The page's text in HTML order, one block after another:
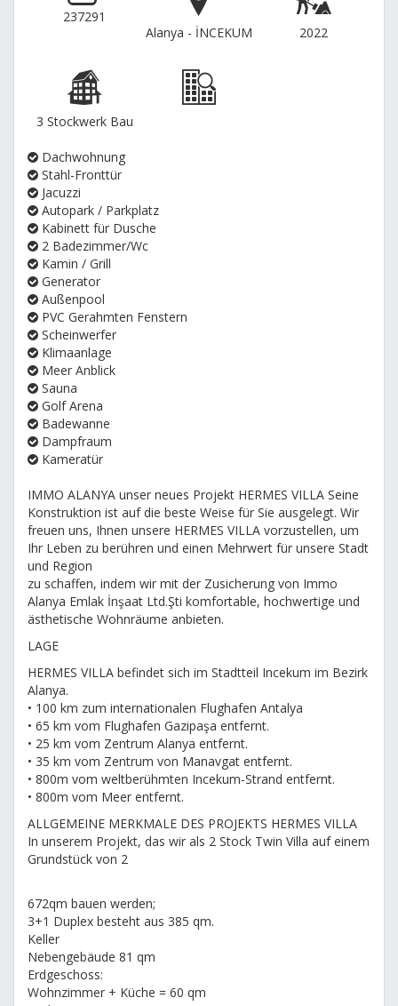
237291
Alanya - İNCEKUM
2022
3 Stockwerk Bau
Dachwohnung
Stahl-Fronttür
Jacuzzi
Autopark / Parkplatz
Kabinett für Dusche
2 Badezimmer/Wc
Kamin / Grill
Generator
Außenpool
PVC Gerahmten Fenstern
Scheinwerfer
Klimaanlage
Meer Anblick
Sauna
Golf Arena
Badewanne
Dampfraum
Kameratür
IMMO ALANYA unser neues Projekt HERMES VILLA Seine
Konstruktion ist auf die beste Weise für Sie ausgelegt. Wir
freuen uns, Ihnen unsere HERMES VILLA vorzustellen, um
Ihr Leben zu berühren und einen Mehrwert für unsere Stadt
und Region
zu schaffen, indem wir mit der Zusicherung von Immo
Alanya Emlak İnşaat Ltd.Şti komfortable, hochwertige und
ästhetische Wohnräume anbieten.
LAGE
HERMES VILLA befindet sich im Stadtteil Incekum im Bezirk
Alanya.
• 100 km zum internationalen Flughafen Antalya
• 65 km vom Flughafen Gazipaşa entfernt.
• 25 km vom Zentrum Alanya entfernt.
• 35 km vom Zentrum von Manavgat entfernt.
• 800m vom weltberühmten Incekum-Strand entfernt.
• 800m vom Meer entfernt.
ALLGEMEINE MERKMALE DES PROJEKTS HERMES VILLA
In unserem Projekt, das wir als 2 Stock Twin Villa auf einem
Grundstück von 2
672qm bauen werden;
3+1 Duplex besteht aus 385 qm.
Keller
Nebengebäude 81 qm
Erdgeschoss:
Wohnzimmer + Küche = 60 qm